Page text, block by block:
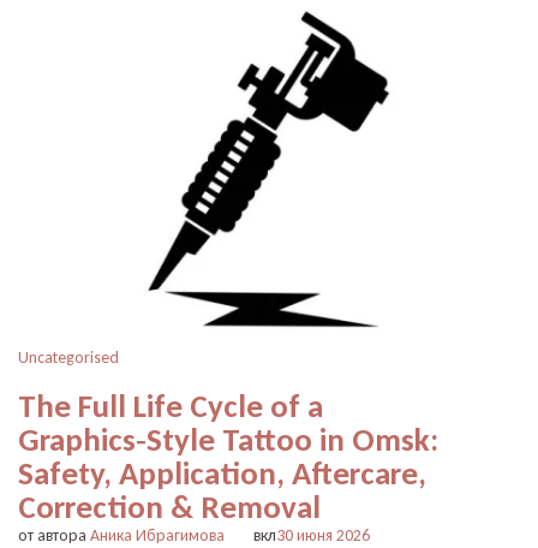
Uncategorised
The Full Life Cycle of a
Graphics‑Style Tattoo in Omsk:
Safety, Application, Aftercare,
Correction & Removal
от автора Аника Ибрагимова вкл30 июня 2026